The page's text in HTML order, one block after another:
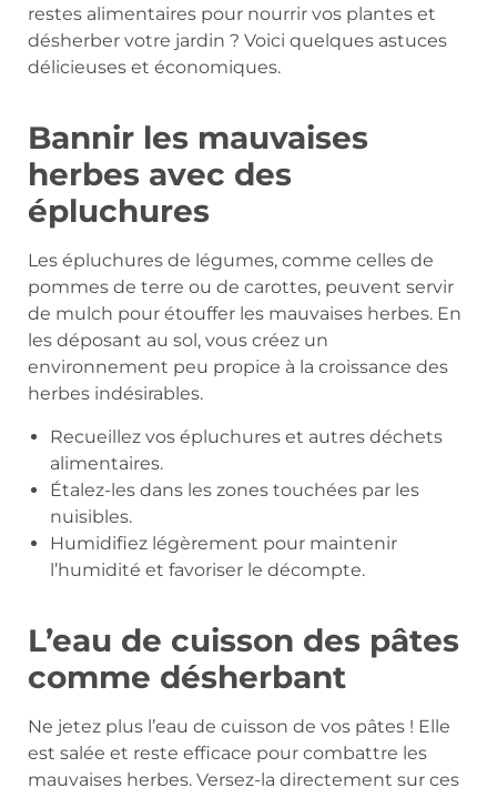
restes alimentaires pour nourrir vos plantes et
désherber votre jardin ? Voici quelques astuces
délicieuses et économiques.
Bannir les mauvaises
herbes avec des
épluchures
Les épluchures de légumes, comme celles de
pommes de terre ou de carottes, peuvent servir
de mulch pour étouffer les mauvaises herbes. En
les déposant au sol, vous créez un
environnement peu propice à la croissance des
herbes indésirables.
Recueillez vos épluchures et autres déchets
alimentaires.
Étalez-les dans les zones touchées par les
nuisibles.
Humidifiez légèrement pour maintenir
l’humidité et favoriser le décompte.
L’eau de cuisson des pâtes
comme désherbant
Ne jetez plus l’eau de cuisson de vos pâtes ! Elle
est salée et reste efficace pour combattre les
mauvaises herbes. Versez-la directement sur ces